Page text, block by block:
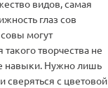
видов, самая
глаз сов
могут
творчества не
навыки. Нужно лишь
сверяться с цветовой